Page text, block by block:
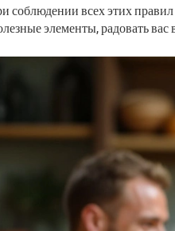
соблюдении всех этих
элементы, радовать